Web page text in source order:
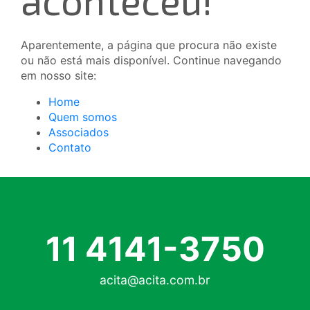
Aparentemente, a página que procura não existe
ou não está mais disponível. Continue navegando
em nosso site:
Home
Quem somos
Associados
Contato
11 4141-3750
acita@acita.com.br